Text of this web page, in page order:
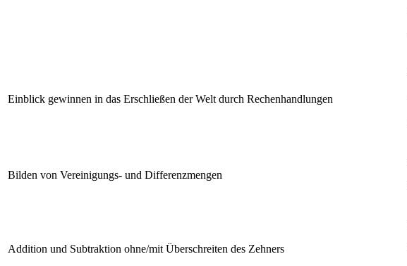
Einblick gewinnen in das Erschließen der Welt durch Rechenhandlungen
Bilden von Vereinigungs- und Differenzmengen
Addition und Subtraktion ohne/mit Überschreiten des Zehners